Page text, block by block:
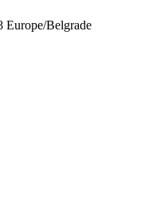
Europe/Belgrade